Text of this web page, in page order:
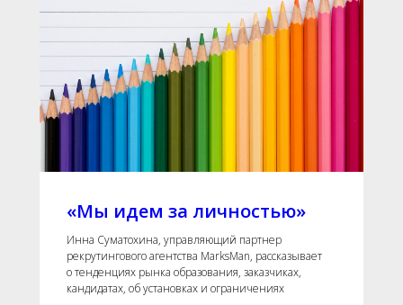
«Мы идем за личностью»
Инна Суматохина, управляющий партнер
рекрутингового агентства MarksMan, рассказывает
о тенденциях рынка образования, заказчиках,
кандидатах, об установках и ограничениях